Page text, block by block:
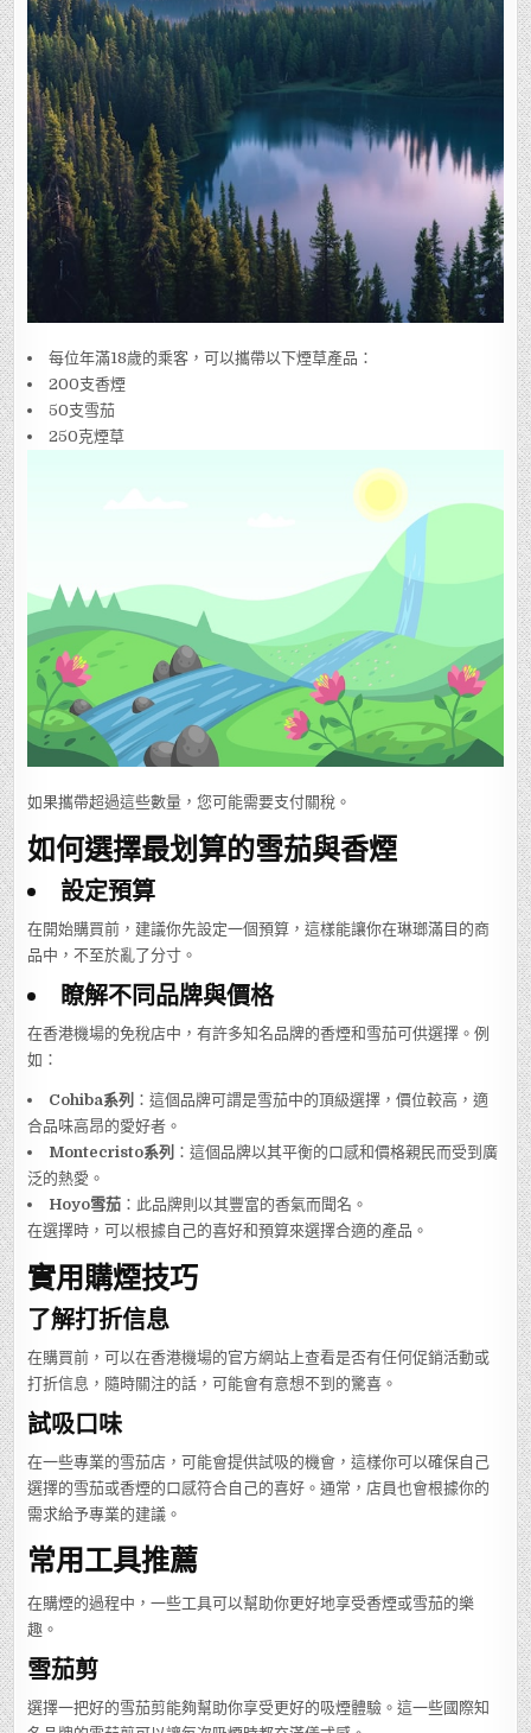
每位年滿18歲的乘客，可以攜帶以下煙草產品：
200支香煙
50支雪茄
250克煙草
如果攜帶超過這些數量，您可能需要支付關稅。
如何選擇最划算的雪茄與香煙
設定預算
在開始購買前，建議你先設定一個預算，這樣能讓你在琳瑯滿目的商
品中，不至於亂了分寸。
瞭解不同品牌與價格
在香港機場的免稅店中，有許多知名品牌的香煙和雪茄可供選擇。例
如：
Cohiba系列 ：這個品牌可謂是雪茄中的頂級選擇，價位較高，適
合品味高昂的愛好者。
Montecristo系列 ：這個品牌以其平衡的口感和價格親民而受到廣
泛的熱愛。
Hoyo雪茄 ：此品牌則以其豐富的香氣而聞名。
在選擇時，可以根據自己的喜好和預算來選擇合適的產品。
實用購煙技巧
了解打折信息
在購買前，可以在香港機場的官方網站上查看是否有任何促銷活動或
打折信息，隨時關注的話，可能會有意想不到的驚喜。
試吸口味
在一些專業的雪茄店，可能會提供試吸的機會，這樣你可以確保自己
選擇的雪茄或香煙的口感符合自己的喜好。通常，店員也會根據你的
需求給予專業的建議。
常用工具推薦
在購煙的過程中，一些工具可以幫助你更好地享受香煙或雪茄的樂
趣。
雪茄剪
選擇一把好的雪茄剪能夠幫助你享受更好的吸煙體驗。這一些國際知